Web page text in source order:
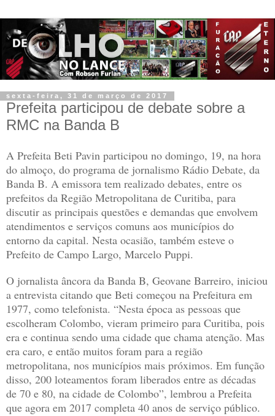
sexta-feira, 31 de março de 2017
Prefeita participou de debate sobre a
RMC na Banda B
A Prefeita Beti Pavin participou no domingo, 19, na hora
do almoço, do programa de jornalismo Rádio Debate, da
Banda B. A emissora tem realizado debates, entre os
prefeitos da Região Metropolitana de Curitiba, para
discutir as principais questões e demandas que envolvem
atendimentos e serviços comuns aos municípios do
entorno da capital. Nesta ocasião, também esteve o
Prefeito de Campo Largo, Marcelo Puppi.
O jornalista âncora da Banda B, Geovane Barreiro, iniciou
a entrevista citando que Beti começou na Prefeitura em
1977, como telefonista. “Nesta época as pessoas que
escolheram Colombo, vieram primeiro para Curitiba, pois
era e continua sendo uma cidade que chama atenção. Mas
era caro, e então muitos foram para a região
metropolitana, nos municípios mais próximos. Em função
disso, 200 loteamentos foram liberados entre as décadas
de 70 e 80, na cidade de Colombo”, lembrou a Prefeita
que agora em 2017 completa 40 anos de serviço público.